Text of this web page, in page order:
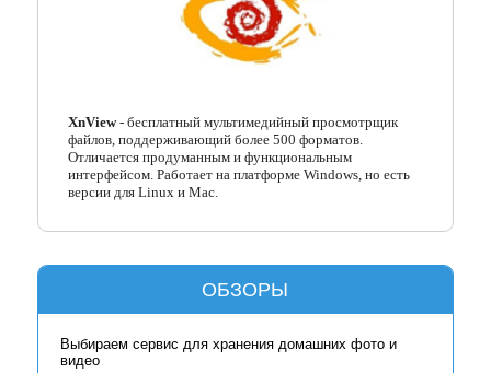
ОБЗОРЫ
Выбираем сервис для хранения домашних фото и
видео
XnView- бесплатный мультимедийный просмотрщик
файлов, поддерживающий более 500 форматов.
Отличается продуманным и функциональным
интерфейсом. Работает на платформе Windows, но есть
версии для Linux и Mac.